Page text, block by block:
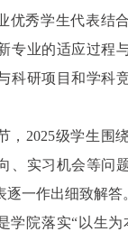
优秀学生代表结
专业的适应过程
科研项目和学科
，2025级学生围
、实习机会等问
一作出细致解答
学院落实“以生